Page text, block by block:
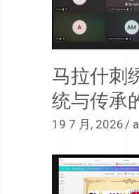
马拉什刺
统与传承
19 7 月, 2026